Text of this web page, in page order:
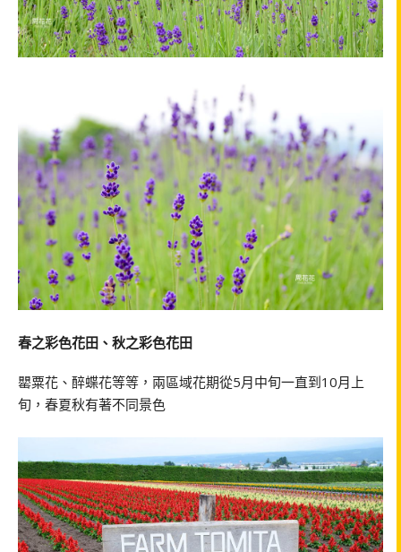
春之彩色花田、秋之彩色花田
罌粟花、醉蝶花等等，兩區域花期從5月中旬一直到10月上
旬，春夏秋有著不同景色